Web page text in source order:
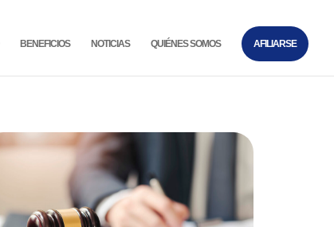
BENEFICIOS NOTICIAS QUIÉNES SOMOS AFILIARSE